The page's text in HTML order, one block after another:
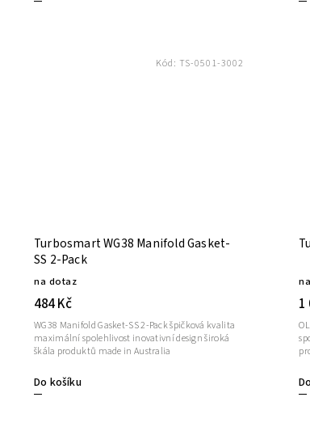
Turbosmart WG38 Manifold Gasket-
SS 2-Pack
na dotaz
484 Kč
Do košíku
WG38 Manifold Gasket-SS 2-Pack špičková kvalita
maximální spolehlivost inovativní design široká
škála produktů made in Australia
Kód: TS-0501-3002
1